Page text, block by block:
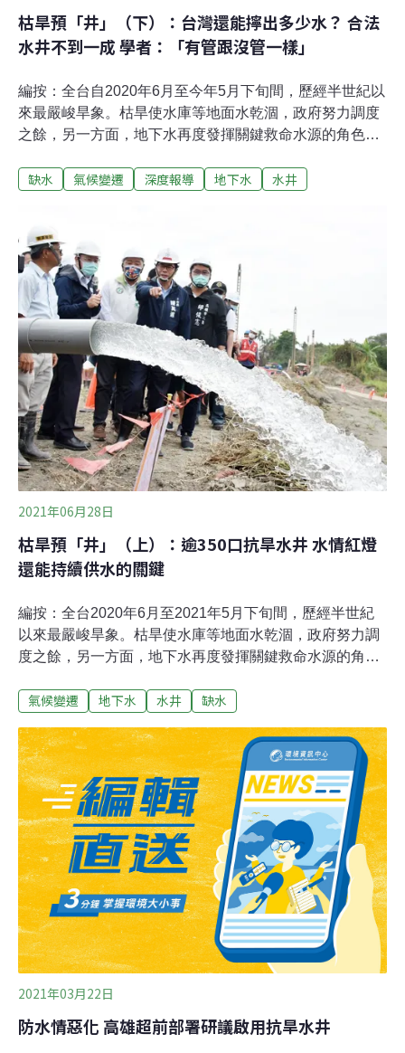
枯旱預「井」（下）：台灣還能擰出多少水？ 合法
水井不到一成 學者：「有管跟沒管一樣」
編按：全台自2020年6月至今年5月下旬間，歷經半世紀以
來最嚴峻旱象。枯旱使水庫等地面水乾涸，政府努力調度
之餘，另一方面，地下水再度發揮關鍵救命水源的角色。
署這次一共啟用352口的「抗旱水井」，雖為短期抽取，
取標準。枯旱預「井」系列報導（上篇）、（下篇）即提
醒我們，在龐大的地下水管理黑數，加上用水量逐年成
長、氣候變遷因素下，甫從大旱中喘一口氣的台灣，絲毫
沒有鬆懈的本錢。
缺水 氣候變遷 深度報導 地下水 水井
2021年06月28日
枯旱預「井」（上）：逾350口抗旱水井 水情紅燈
還能持續供水的關鍵
編按：全台2020年6月至2021年5月下旬間，歷經半世紀
以來最嚴峻旱象。枯旱使水庫等地面水乾涸，政府努力調
度之餘，另一方面，地下水再度發揮關鍵救命水源的角
水利署這次一共啟用352口的「抗旱水井」，雖為短期抽
府至今仍無法掌握全台實際地下水用量，更無從衡量合理
的抽取標準。枯旱預「井」系列報導（上篇）、（下篇）
即提醒我們，在龐大的地下水管理黑數，加上用水量逐年
成長、氣候變遷因素下，甫從大旱中喘一口氣的台灣，絲
毫沒有鬆懈的本錢。
氣候變遷 地下水 水井 缺水
2021年03月22日
防水情惡化 高雄超前部署研議啟用抗旱水井